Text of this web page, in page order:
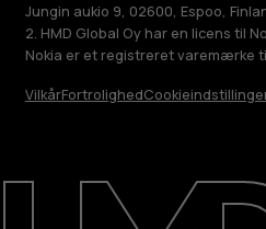
Om
Reparer, genbrug,
Jungin aukio 9, 02600, Espoo,
2. HMD Global Oy har en licens til
Nokia er et registreret varemærke
VilkårFortrolighed